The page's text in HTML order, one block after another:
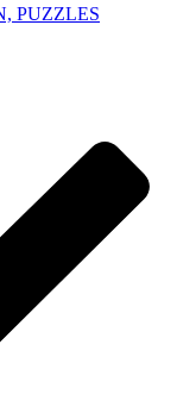
PUZZLES